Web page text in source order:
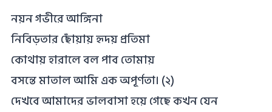
নয়ন গভীরে আঙ্গিনা
নিবিড়তার ছোঁয়ায় হৃদয় প্রতিমা
কোথায় হারালে বল পাব তোমায়
বসন্তে মাতাল আমি এক অপূর্ণতা। (২)
দেখবে আমাদের ভালবাসা হয়ে গেছে কখন যেন